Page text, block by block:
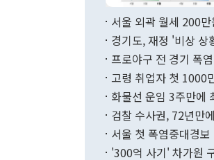
서울 외곽 월세 200만
경기도, 재정 '비상 상
프로야구 전 경기 폭
고령 취업자 첫 1000
화물선 운임 3주만에
검찰 수사권, 72년만
서울 첫 폭염중대경보
'300억 사기' 차가원